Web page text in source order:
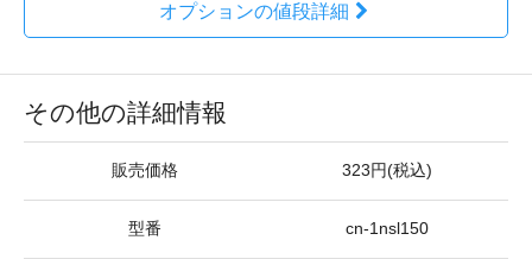
オプションの値段詳細
その他の詳細情報
販売価格 323円(税込)
型番 cn-1nsl150